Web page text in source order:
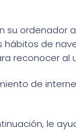
su
de
reconocer al
de
le